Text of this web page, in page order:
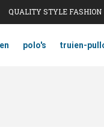
QUALITY STYLE FASHION
polo's truien-